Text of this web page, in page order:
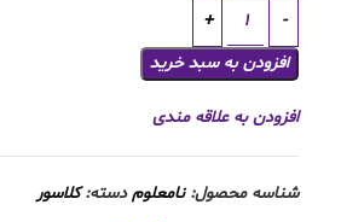
افزودن به سبد خرید
افزودن به علاقه مندی
شناسه محصول:نامعلومدسته: کلاسور